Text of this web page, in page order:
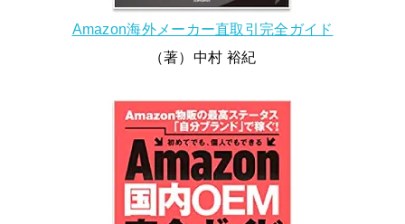
Amazon海外メーカー直取引完全ガイド
（著）中村 裕紀